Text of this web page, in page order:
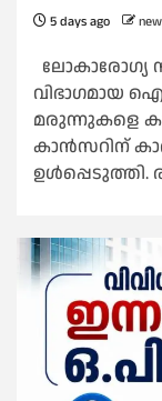
5 days ago
വിഭാഗമായ
മരുന്നുകളെ
കാൻസറിന്
ഉള്‍പ്പെടുത്തി.